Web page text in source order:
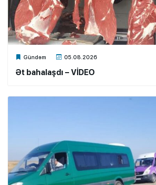
Gündəm 05.08.2026
Xalq.Online
Ət bahalaşdı – VİDEO